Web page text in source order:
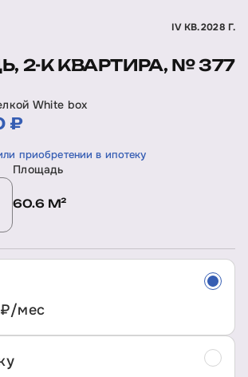
IV КВ. 2028 Г.
2-К КВАРТИРА, № 377
White box
₽
приобретении в ипотеку
Площадь
60.6 М²
мес